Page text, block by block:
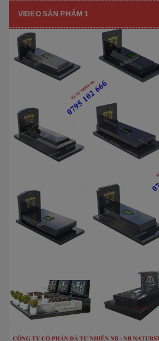
VIDEO SẢN PHẨM 1